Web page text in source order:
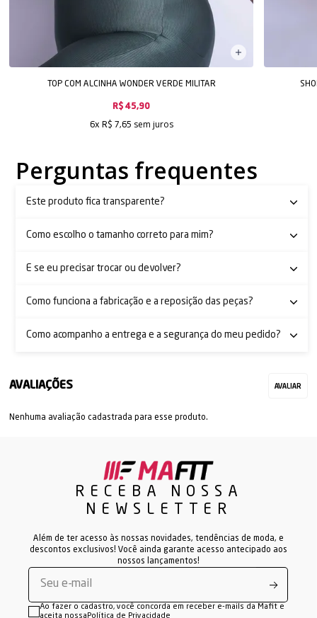
TOP COM ALCINHA WONDER VERDE MILITAR
R$ 45,90
6x R$ 7,65 sem juros
Perguntas frequentes
Este produto fica transparente?
Como escolho o tamanho correto para mim?
E se eu precisar trocar ou devolver?
Como funciona a fabricação e a reposição das peças?
Como acompanho a entrega e a segurança do meu pedido?
Nenhuma avaliação cadastrada para esse produto.
RECEBA NOSSA
NEWSLETTER
Além de ter acesso às nossas novidades, tendências de moda, e
descontos exclusivos! Você ainda garante acesso antecipado aos
nossos lançamentos!
Ao fazer o cadastro, você concorda em receber e-mails da Mafit e
aceita nossa Política de Privacidade